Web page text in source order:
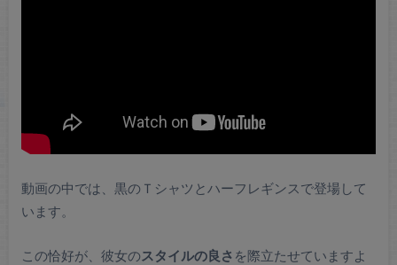
動画の中では、黒のＴシャツとハーフレギンスで登場して
います。
この恰好が、彼女のスタイルの良さ を際立たせていますよ